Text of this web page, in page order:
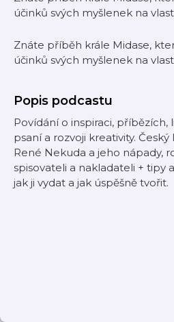
účinků svých myšlenek na
Znáte příběh krále Midase,
účinků svých myšlenek na
Popis podcastu
Povídání o inspiraci, příbězích,
psaní a rozvoji kreativity.
René Nekuda a jeho nápady,
spisovateli a nakladateli + tipy
jak ji vydat a jak úspěšně tvořit.